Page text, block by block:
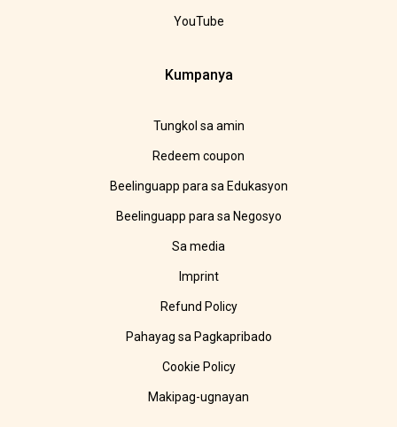
YouTube
Kumpanya
Tungkol sa amin
Redeem coupon
Beelinguapp para sa Edukasyon
Beelinguapp para sa Negosyo
Sa media
Imprint
Refund Policy
Pahayag sa Pagkapribado
Cookie Policy
Makipag-ugnayan